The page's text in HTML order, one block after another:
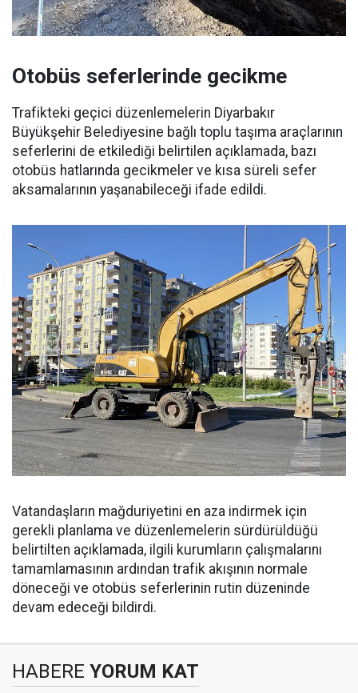
Otobüs seferlerinde gecikme
Trafikteki geçici düzenlemelerin Diyarbakır
Büyükşehir Belediyesine bağlı toplu taşıma araçlarının
seferlerini de etkilediği belirtilen açıklamada, bazı
otobüs hatlarında gecikmeler ve kısa süreli sefer
aksamalarının yaşanabileceği ifade edildi.
Vatandaşların mağduriyetini en aza indirmek için
gerekli planlama ve düzenlemelerin sürdürüldüğü
belirtilten açıklamada, ilgili kurumların çalışmalarını
tamamlamasının ardından trafik akışının normale
döneceği ve otobüs seferlerinin rutin düzeninde
devam edeceği bildirdi.
HABERE YORUM KAT